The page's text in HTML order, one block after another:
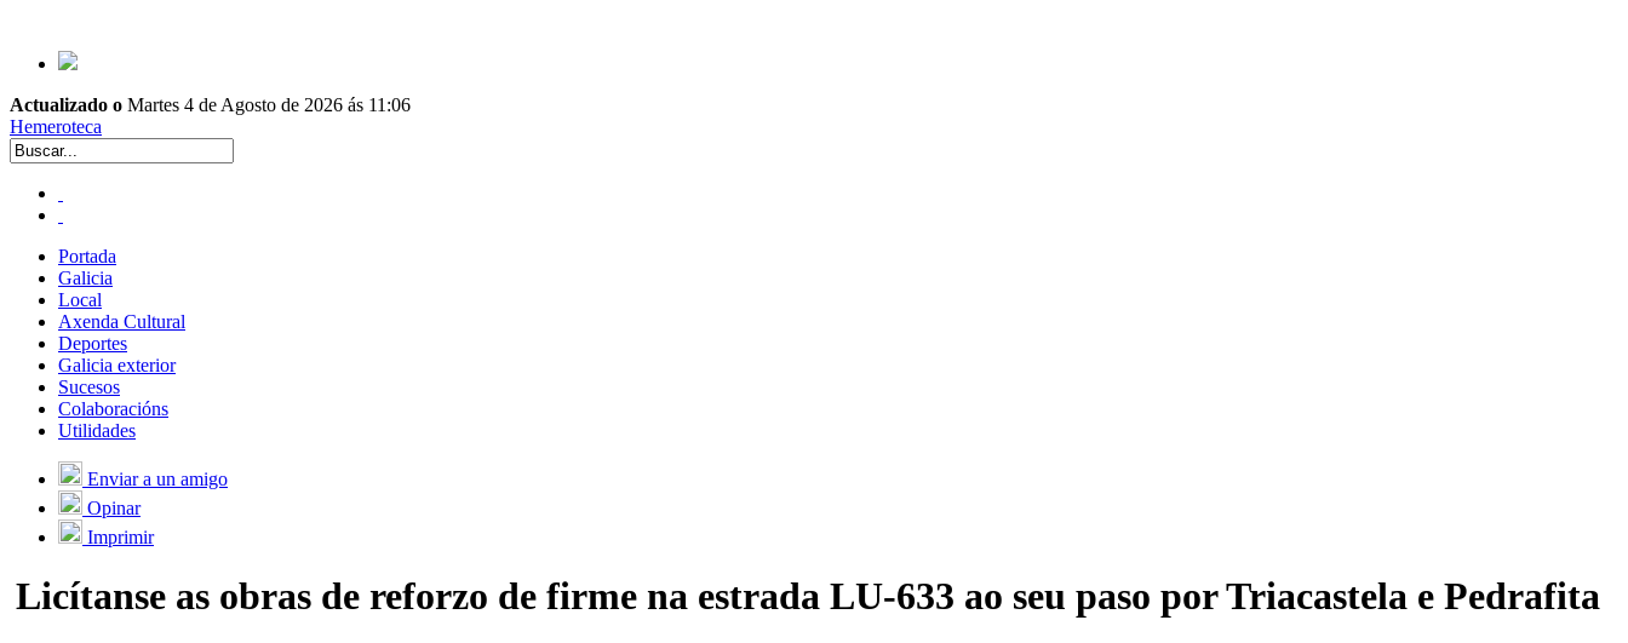
Actualizado o Martes 4 de Agosto de 2026 ás 11:06
Hemeroteca
Portada
Galicia
Local
Axenda Cultural
Deportes
Galicia exterior
Sucesos
Colaboracións
Utilidades
Enviar a un amigo
Opinar
Imprimir
Licítanse as obras de reforzo de firme na estrada LU-633 ao seu paso por Triacastela e Pedrafita